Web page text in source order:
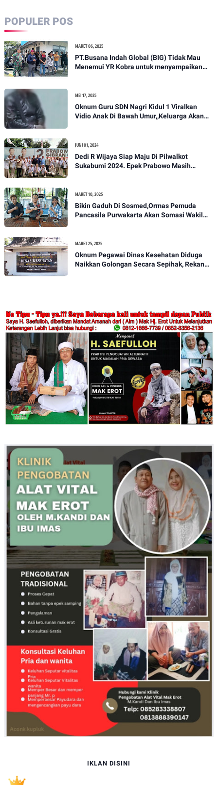
POPULER POS
MARET 06, 2025
PT.Busana Indah Global (BIG) Tidak Mau
Menemui YR Kobra untuk menyampaikan
MEI 17, 2025
Oknum Guru SDN Nagri Kidul 1 Viralkan
Vidio Anak Di Bawah Umur,,Keluarga Akan
JUNI 01, 2024
Dedi R Wijaya Siap Maju Di Pilwalkot
Sukabumi 2024. Epek Prabowo Masih
MARET 10, 2025
Bikin Gaduh Di Sosmed,Ormas Pemuda
Pancasila Purwakarta Akan Somasi Wakil
MARET 25, 2025
Oknum Pegawai Dinas Kesehatan Diduga
Naikkan Golongan Secara Sepihak, Rekan
IKLAN DISINI